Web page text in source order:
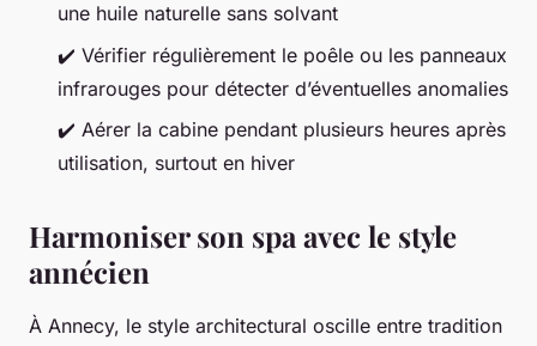
une huile naturelle sans solvant
✔️ Vérifier régulièrement le poêle ou les panneaux
infrarouges pour détecter d’éventuelles anomalies
✔️ Aérer la cabine pendant plusieurs heures après
utilisation, surtout en hiver
Harmoniser son spa avec le style
annécien
À Annecy, le style architectural oscille entre tradition